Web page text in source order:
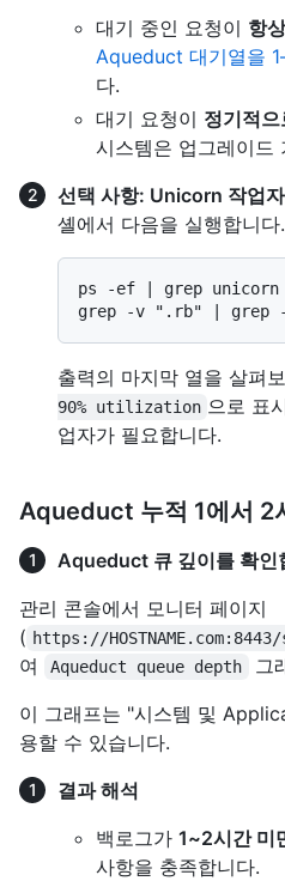
대기 중인 요청이 항
Aqueduct 대기열을
다.
대기 요청이 정기적
시스템은 업그레이드
선택 사항: Unicorn 작업
셸에서 다음을 실행합니다.
ps -ef | grep
출력의 마지막 열을 살펴
90% utilization 으로 표
업자가 필요합니다.
Aqueduct 누적 1에서 2
Aqueduct 큐 깊이를 확인
관리 콘솔에서 모니터 페이지
( https://
여
Aqueduct queue depth
그
이 그래프는 "시스템 및
용할 수 있습니다.
결과 해석
백로그가 1~2시간 미
사항을 충족합니다.